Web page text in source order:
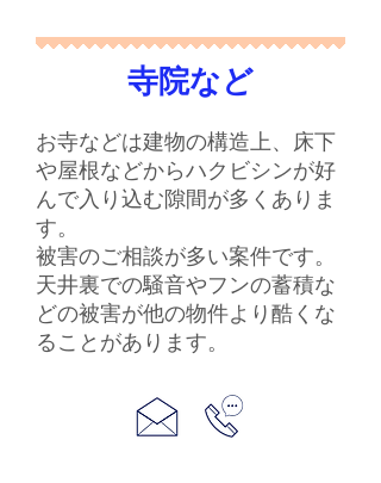
寺院など
お寺などは建物の構造上、床下
や屋根などからハクビシンが好
んで入り込む隙間が多くありま
す。
被害のご相談が多い案件です。
​天井裏での騒音やフンの蓄積な
どの被害が他の物件より酷くな
ることがあります。